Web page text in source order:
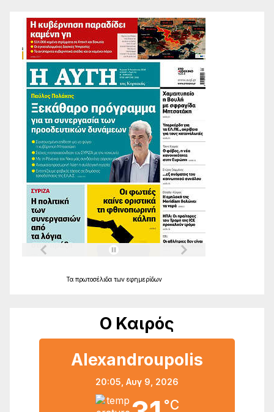
Τα πρωτοσέλιδα των εφημερίδων
Ο Καιρός
Alexandroupolis
20:05, Αυγ 9, 2026
°C